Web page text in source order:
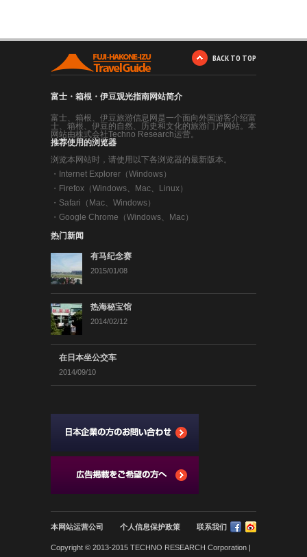
BACK TO TOP
富士・箱根・伊豆观光指南网站简介
富士、箱根、伊豆旅游信息网是一个面向外国游客介绍富
士、箱根、伊豆的自然、历史和文化的旅游门户网站。本
网站由株式会社Techno Research运营。
推荐使用的浏览器
浏览本网站时，请使用以下各浏览器的最新版本。
・
Internet Explorer（Windows）
・ Firefox（Windows、Mac、Linux）
・ Safari（Mac、Windows）
・ Google Chrome（Windows、Mac）
热门新闻
有马纪念赛
2015/01/08
热海秘宝馆
2014/02/12
在日本坐公交车
2014/09/10
本网站运营公司 个人信息保护政策 联系我们
Copyright © 2013-2015 TECHNO RESEARCH Corporation |